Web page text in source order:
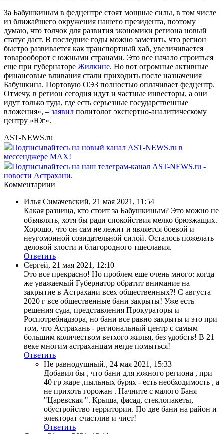
За Бабушкиным в федцентре стоят мощные силы, в том числе
из ближайшего окружения нашего президента, поэтому
думаю, что толчок для развития экономики региона новый
статус даст. В последние годы можно заметить, что регион
быстро развивается как транспортный хаб, увеличивается
товарооборот с южными странами. Это все начало строиться
еще при губернаторе Жилкине. Но вот огромные активные
финансовые вливания стали приходить после назначения
Бабушкина. Портовую ОЭЗ полностью оплачивает федцентр.
Отмечу, в регион сегодня идут и частные инвесторы, а они
идут только туда, где есть серьезные государственные
вложения», – заявил политолог экспертно-аналитическому
центру «Юг».
AST-NEWS.ru
Подписывайтесь на новый канал AST-NEWS.ru в
мессенджере MAX!
Подписывайтесь на наш телеграм-канал AST-NEWS.ru -
новости Астрахани.
Комментариии
Илья Симачевский, 21 мая 2021, 11:54
Какая разница, кто стоит за Бабушкиным? Это можно не
объявлять, хотя бы ради спокойствия мелко брюзжащих.
Хорошо, что он сам не лежит и является боевой и
неугомонной созидательной силой. Осталось пожелать
деловой злости и благородного тщеславия.
Ответить
Сергей, 21 мая 2021, 12:10
Это все прекрасно! Но проблем еще очень много: когда
же уважаемый Губернатор обратит внимание на
закрытие в Астрахани всех общественных?! С августа
2020 г все общественные бани закрыты! Уже есть
решения суда, представления Прокураторы и
Роспотребнадзора, но бани все равно закрыты и это при
том, что Астрахань - региональный центр с самым
большим количеством ветхого жилья, без удобств! В 21
веке многим астраханцам негде помыться!
Ответить
Не равнодушный., 24 мая 2021, 15:33
Добавил бы , что бани для южного региона , при
40 гр жаре ,пыльных бурях - есть необходимость , а
не прихоть горожан . Начните с малого Баня
"Царевская ". Крыша, фасад, стеклопакеты,
обустройство территории. По две бани на район и
электорат счастлив и чист!
Ответить